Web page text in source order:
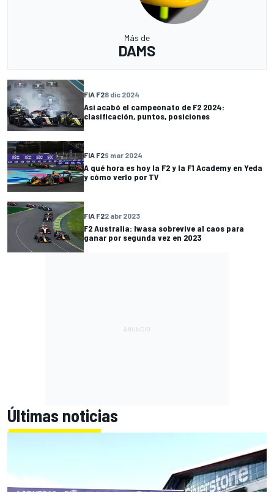
Más de
DAMS
FIA F28 dic 2024
Así acabó el campeonato de F2 2024:
clasificación, puntos, posiciones
FIA F29 mar 2024
A qué hora es hoy la F2 y la F1 Academy en Yeda
y cómo verlo por TV
FIA F22 abr 2023
F2 Australia: Iwasa sobrevive al caos para
ganar por segunda vez en 2023
Últimas noticias